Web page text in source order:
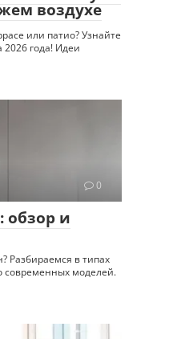
воздухе
или патио? Узнайте
года! Идеи
0
обзор и
Разбираемся в типах
современных моделей.